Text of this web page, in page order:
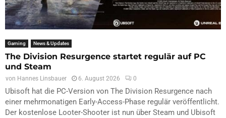
Gaming News & Updates
The Division Resurgence startet regulär auf PC
und Steam
von Hannes Linsbauer 6. August 2026 0
Ubisoft hat die PC-Version von The Division Resurgence nach
einer mehrmonatigen Early-Access-Phase regulär veröffentlicht.
Der kostenlose Looter-Shooter ist nun über Steam und Ubisoft